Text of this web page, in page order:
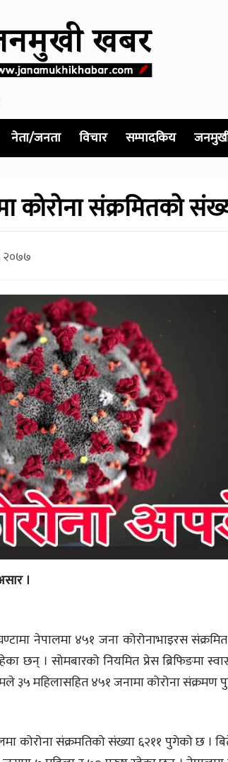
नेता/जनता विचार सम्पादकिय
कोरोना संक्रमितको
२०७७
।
नेपालमा ४५१ जना कोरोनाभाइरस
छन् । सोमबारको नियमित प्रेस ब्रिफिङमा
३५ महिलासहित ४५१ जनामा कोरोना संक्रमण
कोरोना संक्रमतिको संख्या ६२११ पुगेको छ ।